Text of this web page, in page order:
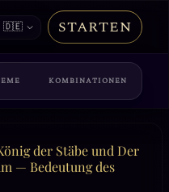
🇩🇪 STARTEN
KOMBINATIONEN
der Stäbe und Der
— Bedeutung des